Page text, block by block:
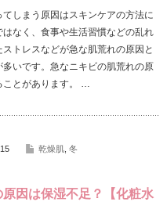
しまう原因はスキンケアの方法に
なく、食事や生活習慣などの乱れ
トレスなどが急な肌荒れの原因と
いです。急なニキビの肌荒れの原
ことがあります。 …
乾燥肌, 冬
因は保湿不足？【化粧水